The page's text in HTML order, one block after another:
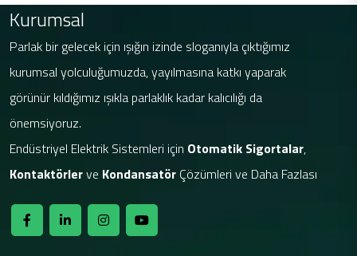
Kurumsal
Parlak bir gelecek için ışığın izinde sloganıyla çıktığımız
kurumsal yolculuğumuzda, yayılmasına katkı yaparak
görünür kıldığımız ışıkla parlaklık kadar kalıcılığı da
önemsiyoruz.
Endüstriyel Elektrik Sistemleri için Otomatik Sigortalar,
Kontaktörlerve Kondansatör Çözümleri ve Daha Fazlası